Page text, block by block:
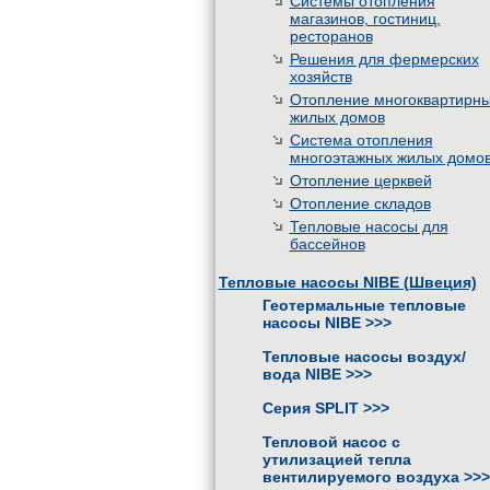
магазинов, гостиниц,
ресторанов
Решения для фермерских
хозяйств
Отопление
жилых домов
Система отопления
многоэтажных жилых
Отопление церквей
Отопление складов
Тепловые насосы для
бассейнов
Тепловые насосы NIBE (Швеция)
Геотермальные тепловые
насосы NIBE >>>
Тепловые насосы воздух/
вода NIBE >>>
Серия SPLIT >>>
Тепловой насос с
утилизацией тепла
вентилируемого воздуха >>>